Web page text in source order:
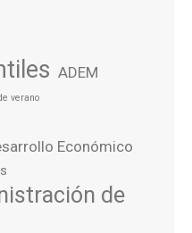
ADEM
verano
Económico
de